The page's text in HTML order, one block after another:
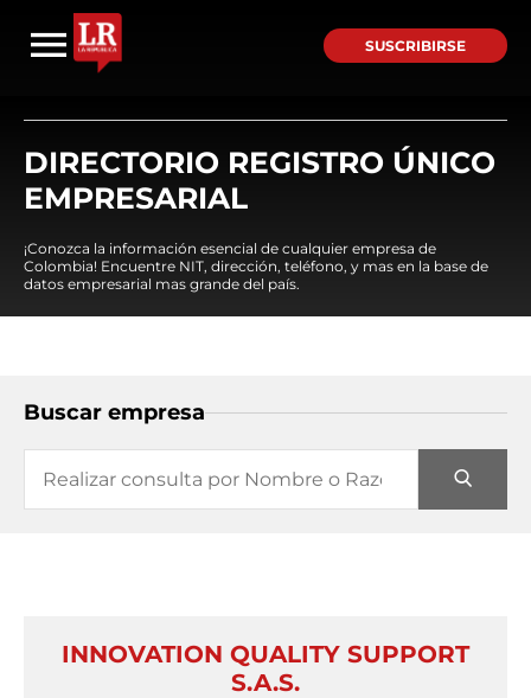
SUSCRIBIRSE
DIRECTORIO REGISTRO ÚNICO
EMPRESARIAL
¡Conozca la información esencial de cualquier empresa de
Colombia! Encuentre NIT, dirección, teléfono, y mas en la base de
datos empresarial mas grande del país.
Buscar empresa
INNOVATION QUALITY SUPPORT
S.A.S.